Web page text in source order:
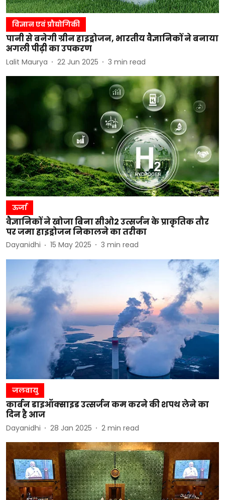
विज्ञान एवं प्रौद्योगिकी
पानी से बनेगी ग्रीन हाइड्रोजन, भारतीय वैज्ञानिकों ने बनाया
अगली पीढ़ी का उपकरण
Lalit Maurya 22 Jun 2025 3 min read
ऊर्जा
वैज्ञानिकों ने खोजा बिना सीओ2 उत्सर्जन के प्राकृतिक तौर
पर जमा हाइड्रोजन निकालने का तरीका
Dayanidhi 15 May 2025 3 min read
जलवायु
कार्बन डाइऑक्साइड उत्सर्जन कम करने की शपथ लेने का
दिन है आज
Dayanidhi 28 Jan 2025 2 min read